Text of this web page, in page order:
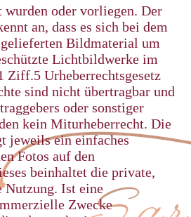
oder vorliegen. Der
an, dass es sich bei dem
Bildmaterial um
Lichtbildwerke im
Ziff.5 Urheberrechtsgesetz
sind nicht übertragbar und
oder sonstiger
kein Miturheberrecht. Die
jeweils ein einfaches
Fotos auf den
beinhaltet die private,
Ist eine
Zwecke